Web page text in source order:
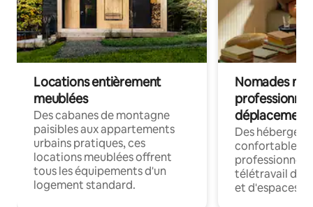
Locations entièrement
meublées
Des cabanes de montagne
paisibles aux appartements
urbains pratiques, ces
locations meublées offrent
tous les équipements d'un
logement standard.
Nomades
déplacement
Des
confortables
professionnels
télétravail
et d'espaces